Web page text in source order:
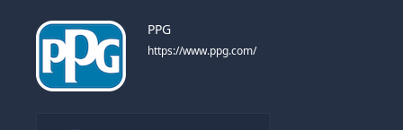
PPG
https://www.ppg.com/